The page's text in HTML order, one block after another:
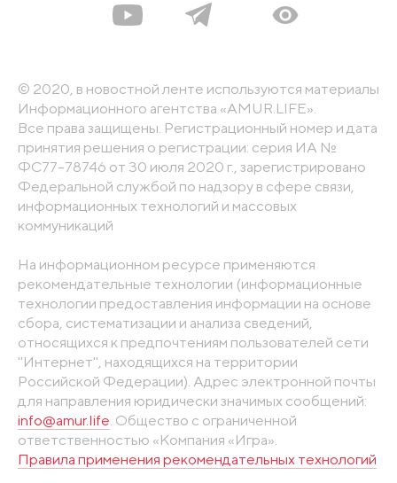
© 2020, в новостной ленте используются материалы
Информационного агентства «AMUR.LIFE».
Все права защищены. Регистрационный номер и дата
принятия решения о регистрации: серия ИА №
ФС77-78746 от 30 июля 2020 г., зарегистрировано
Федеральной службой по надзору в сфере связи,
информационных технологий и массовых
коммуникаций
На информационном ресурсе применяются
рекомендательные технологии (информационные
технологии предоставления информации на основе
сбора, систематизации и анализа сведений,
относящихся к предпочтениям пользователей сети
"Интернет", находящихся на территории
Российской Федерации). Адрес электронной почты
для направления юридически значимых сообщений:
info@amur.life . Общество с ограниченной
ответственностью «Компания «Игра».
Правила применения рекомендательных технологий